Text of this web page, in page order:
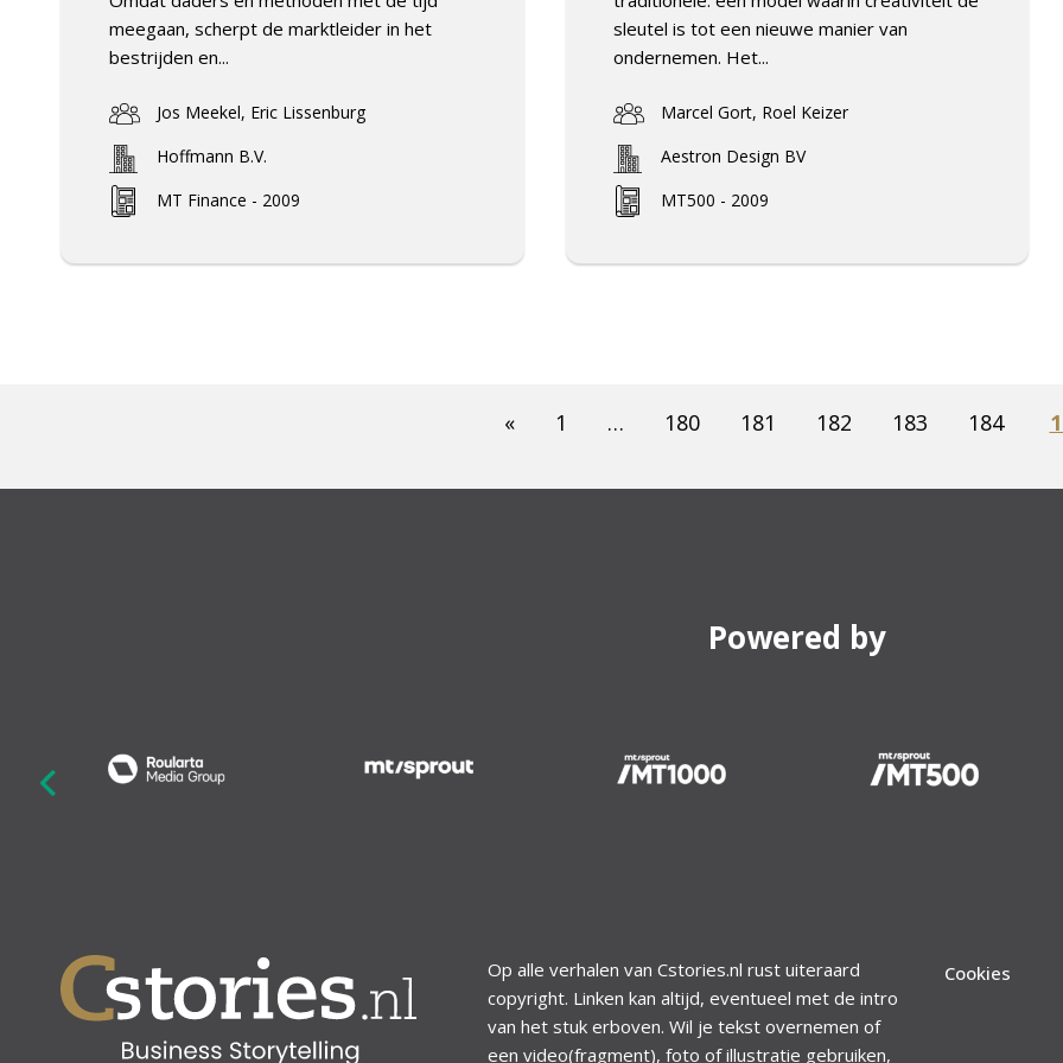
meegaan, scherpt de marktleider in het
bestrijden en...
Jos Meekel, Eric Lissenburg
Hoffmann B.V.
MT Finance - 2009
sleutel is tot een nieuwe manier van
ondernemen. Het...
Marcel Gort, Roel Keizer
Aestron Design BV
MT500 - 2009
« 1 … 180 181 182 183 184
Powered by
Op alle verhalen van Cstories.nl rust uiteraard
copyright. Linken kan altijd, eventueel met de intro
van het stuk erboven. Wil je tekst overnemen of
een video(fragment), foto of illustratie gebruiken,
Cookies